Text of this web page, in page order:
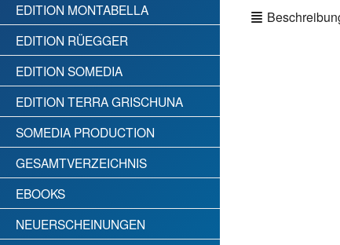
EDITION MONTABELLA
EDITION RÜEGGER
EDITION SOMEDIA
EDITION TERRA GRISCHUNA
SOMEDIA PRODUCTION
GESAMTVERZEICHNIS
EBOOKS
NEUERSCHEINUNGEN